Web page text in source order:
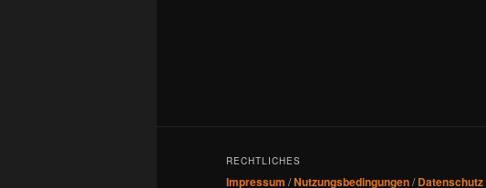
RECHTLICHES
Impressum /Nutzungsbedingungen/Datenschutz